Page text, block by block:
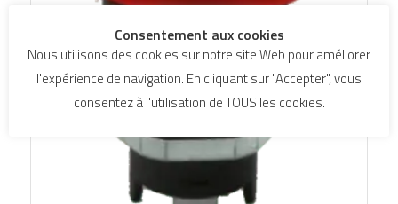
Consentement aux cookies
Nous utilisons des cookies sur notre site Web pour améliorer
l'expérience de navigation. En cliquant sur "Accepter", vous
consentez à l'utilisation de TOUS les cookies.